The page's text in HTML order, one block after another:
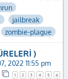
jailbreak
zombie-plague
)
2022 11:55 pm
1 2 3 4 5 6